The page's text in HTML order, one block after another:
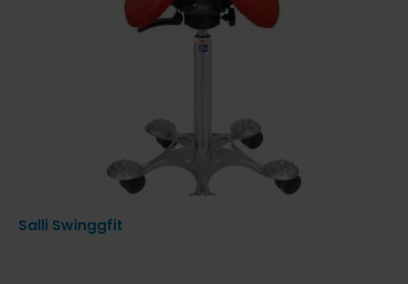
Salli Swinggfit